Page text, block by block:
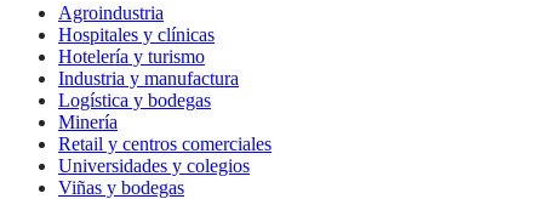
Agroindustria
Hospitales y clínicas
Hotelería y turismo
Industria y manufactura
Logística y bodegas
Minería
Retail y centros comerciales
Universidades y colegios
Viñas y bodegas